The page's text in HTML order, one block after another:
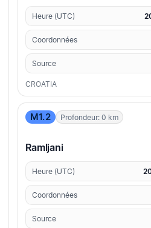
Heure (UTC)
Coordonnées
Source
CROATIA
M1.2 Profondeur: 0 km
Ramljani
Heure (UTC)
Coordonnées
Source